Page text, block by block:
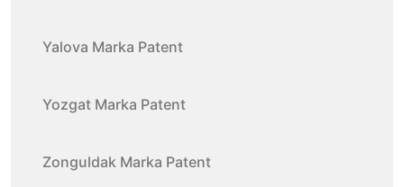
Yalova Marka Patent
Yozgat Marka Patent
Zonguldak Marka Patent